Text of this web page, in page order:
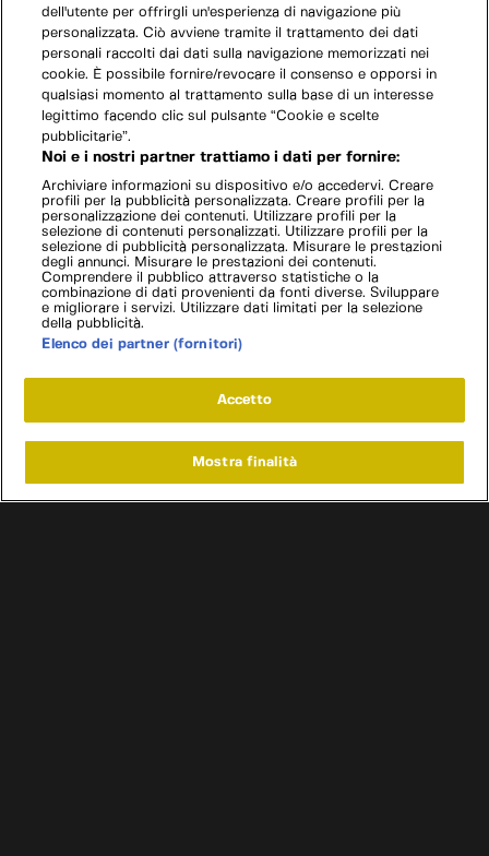
dell'utente per offrirgli un'esperienza di navigazione più
personalizzata. Ciò avviene tramite il trattamento dei dati
personali raccolti dai dati sulla navigazione memorizzati nei
cookie. È possibile fornire/revocare il consenso e opporsi in
qualsiasi momento al trattamento sulla base di un interesse
legittimo facendo clic sul pulsante “Cookie e scelte
pubblicitarie”.
Noi e i nostri partner trattiamo i dati per fornire:
Archiviare informazioni su dispositivo e/o accedervi. Creare
profili per la pubblicità personalizzata. Creare profili per la
personalizzazione dei contenuti. Utilizzare profili per la
selezione di contenuti personalizzati. Utilizzare profili per la
selezione di pubblicità personalizzata. Misurare le prestazioni
degli annunci. Misurare le prestazioni dei contenuti.
Comprendere il pubblico attraverso statistiche o la
combinazione di dati provenienti da fonti diverse. Sviluppare
e migliorare i servizi. Utilizzare dati limitati per la selezione
della pubblicità.
Elenco dei partner (fornitori)
Accetto
Mostra finalità